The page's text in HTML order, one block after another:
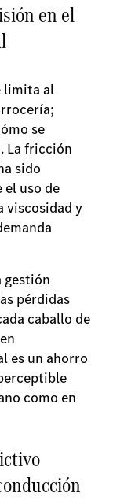
en el
limita al
se
La fricción
sido
uso de
viscosidad y
gestión
pérdidas
caballo de
es un ahorro
como en